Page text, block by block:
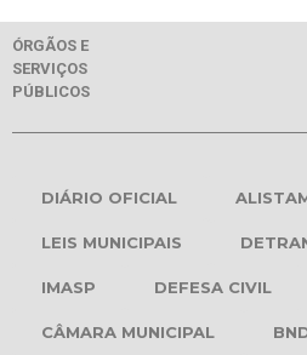
ÓRGÃOS E
SERVIÇOS
PÚBLICOS
DIÁRIO OFICIAL
LEIS MUNICIPAIS
IMASP DEFESA CIVIL
CÂMARA MUNICIPAL